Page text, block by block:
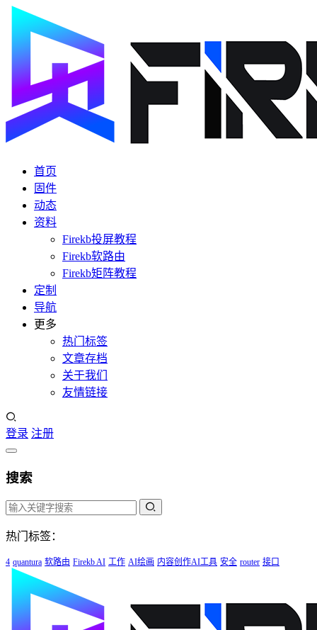
首页
固件
动态
资料
Firekb投屏教程
Firekb软路由
Firekb矩阵教程
定制
导航
更多
热门标签
文章存档
关于我们
友情链接
登录 注册
搜索
热门标签：
4 quantura 软路由 Firekb AI 工作 AI绘画 内容创作AI工具 安全 router 接口